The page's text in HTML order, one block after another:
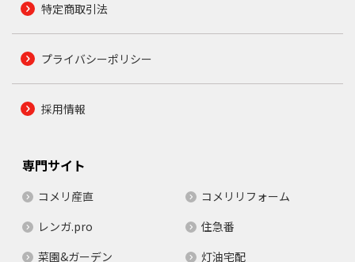
特定商取引法
プライバシーポリシー
採用情報
専門サイト
コメリ産直
コメリリフォーム
レンガ.pro
住急番
菜園&ガーデン
灯油宅配